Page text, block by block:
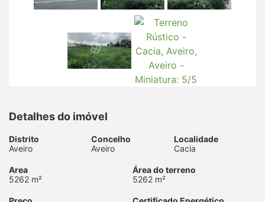
Detalhes do imóvel
Distrito
Aveiro
Concelho
Aveiro
Localidade
Cacia
Area
5262 m²
Área do terreno
5262 m²